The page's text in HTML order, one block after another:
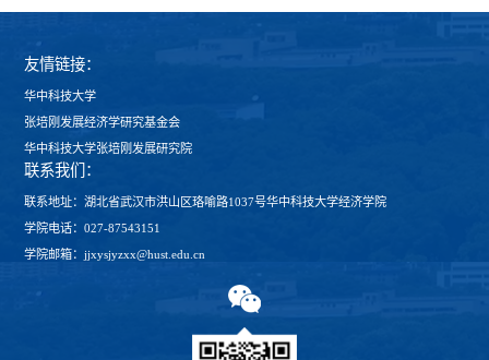
友情链接：
华中科技大学
张培刚发展经济学研究基金会
华中科技大学张培刚发展研究院
联系我们：
联系地址：湖北省武汉市洪山区珞喻路1037号华中科技大学经济学院
学院电话：027-87543151
学院邮箱：jjxysjyzxx@hust.edu.cn